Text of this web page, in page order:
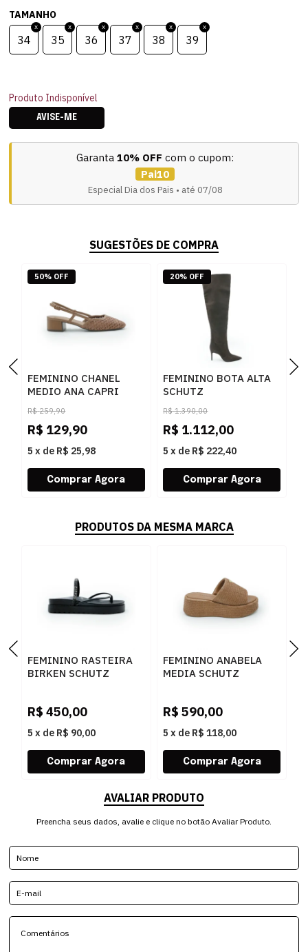
TAMANHO
34 35 36 37 38 39
Produto Indisponível
AVISE-ME
Garanta 10% OFF com o cupom:
Pai10
Especial Dia dos Pais • até 07/08
SUGESTÕES DE COMPRA
FEMININO CHANEL
MEDIO ANA CAPRI
C3056800120001 AC
CUOIO
R$ 259,90
R$ 129,90
5 x de R$ 25,98
50% OFF
FEMININO BOTA ALTA
SCHUTZ
S2205900630003 DARK
BROWN
R$ 1.390,00
R$ 1.112,00
5 x de R$ 222,40
20% OFF
PRODUTOS DA MESMA MARCA
FEMININO RASTEIRA
BIRKEN SCHUTZ
CRISTAL
R$ 450,00
5 x de R$ 90,00
FEMININO ANABELA
MEDIA SCHUTZ
R$ 590,00
5 x de R$ 118,00
AVALIAR PRODUTO
Preencha seus dados, avalie e clique no botão Avaliar Produto.